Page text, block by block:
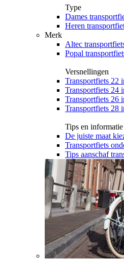
Type
Dames
Heren
Merk
Altec
Popal
Versnellingen
Transportfiets 22
Transportfiets 24
Transportfiets 26
Transportfiets 28
Tips en informatie
De juiste maat
Transportfiets
Tips aanschaf